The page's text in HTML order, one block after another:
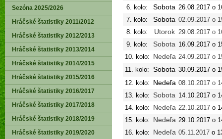
6. kolo:
Sobota 26.08.2017 o
7. kolo:
Sobota 02.09.2017 o
8. kolo:
Utorok 29.08.2017 o
9. kolo:
Sobota 16.09.2017 o
10. kolo: Nedeľa 24.09.2017 o
11. kolo: Sobota 30.09.2017 o
12. kolo: Nedeľa 08.10.2017 o
13. kolo: Sobota 14.10.2017 o
14. kolo: Nedeľa 22.10.2017 o
15. kolo: Nedeľa 29.10.2017 o
16. kolo: Nedeľa 05.11.2017 o
Sezóna 2025/2026
Hráčské štatistiky 2011/2012
Hráčské štatistiky 2012/2013
Hráčské štatistiky 2013/2014
Hráčské štatistiky 2014/2015
Hráčské štatistiky 2015/2016
Hráčské štatistiky 2016/2017
Hráčské štatistiky 2017/2018
Hráčské štatistiky 2018/2019
Hráčské štatistiky 2019/2020